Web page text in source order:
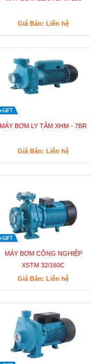
Giá Bán: Liên hệ
MÁY BƠM LY TÂM XHM - 7BR
Giá Bán: Liên hệ
MÁY BƠM CÔNG NGHIỆP
XSTM 32/160C
Giá Bán: Liên hệ